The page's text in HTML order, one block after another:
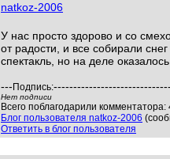
natkoz-2006
У нас просто здорово и со
от радости, и все собирали
спектакль, но на деле
--- Подпись:
Нет подписи
Всего поблагодарили
Блог пользователя natkoz-2006
Ответить в блог пользователя